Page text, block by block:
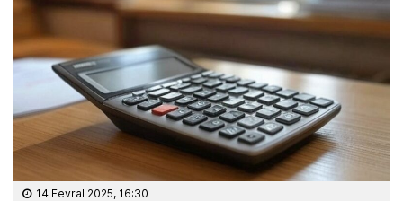
14 Fevral 2025, 16:30